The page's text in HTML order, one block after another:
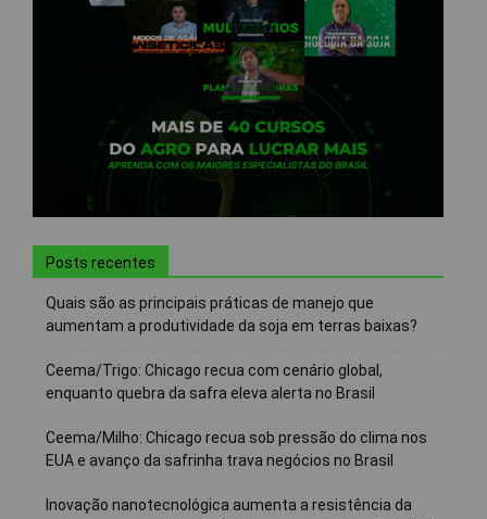
Posts recentes
Quais são as principais práticas de manejo que
aumentam a produtividade da soja em terras baixas?
Ceema/Trigo: Chicago recua com cenário global,
enquanto quebra da safra eleva alerta no Brasil
Ceema/Milho: Chicago recua sob pressão do clima nos
EUA e avanço da safrinha trava negócios no Brasil
Inovação nanotecnológica aumenta a resistência da